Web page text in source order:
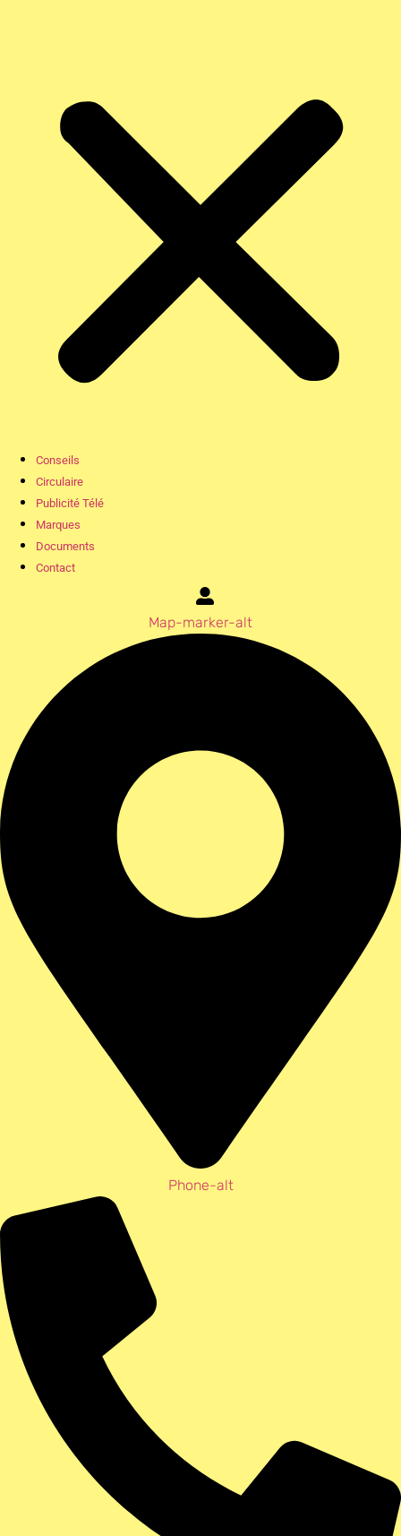
Conseils
Circulaire
Publicité Télé
Marques
Documents
Contact
Map-marker-alt
Phone-alt